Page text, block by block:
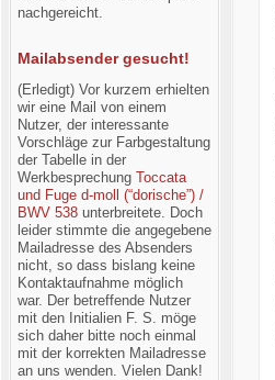
nachgereicht.
Mailabsender gesucht!
(Erledigt) Vor kurzem erhielten
wir eine Mail von einem
Nutzer, der interessante
Vorschläge zur Farbgestaltung
der Tabelle in der
Werkbesprechung Toccata
und Fuge d-moll (“dorische”) /
BWV 538unterbreitete. Doch
leider stimmte die angegebene
Mailadresse des Absenders
nicht, so dass bislang keine
Kontaktaufnahme möglich
war. Der betreffende Nutzer
mit den Initialien F. S. möge
sich daher bitte noch einmal
mit der korrekten Mailadresse
an uns wenden. Vielen Dank!